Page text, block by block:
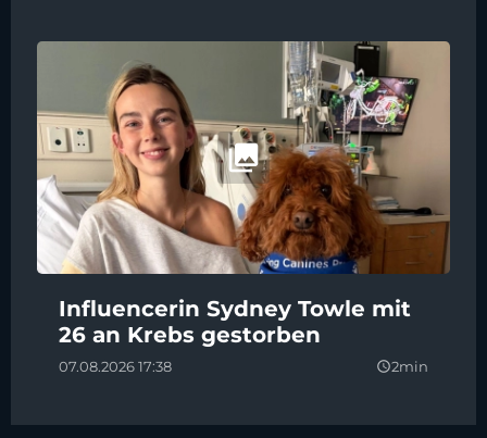
Influencerin Sydney Towle mit
26 an Krebs gestorben
07.08.2026 17:38 query_builder2min